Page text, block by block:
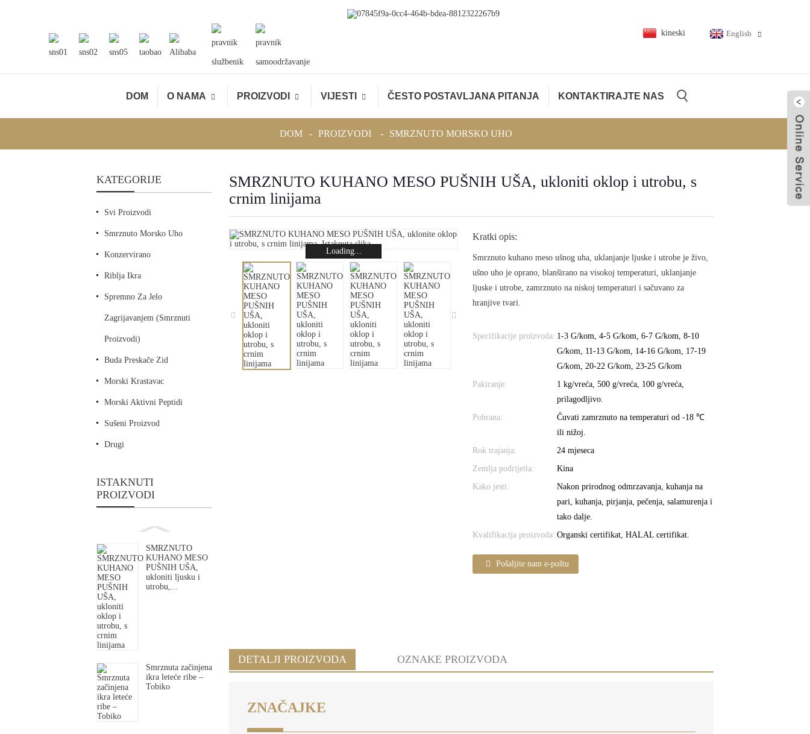
službenik samoodržavanje
kineski English
DOM O NAMA PROIZVODI VIJESTI ČESTO POSTAVLJANA PITANJA KONTAKTIRAJTE NAS
DOM PROIZVODI SMRZNUTO MORSKO UHO
KATEGORIJE
Svi Proizvodi
Smrznuto Morsko Uho
Konzervirano
Riblja Ikra
Spremno Za Jelo
Zagrijavanjem (smrznuti
Proizvodi)
Buda Preskače Zid
Morski Krastavac
Morski Aktivni Peptidi
Sušeni Proizvod
Drugi
ISTAKNUTI
PROIZVODI
SMRZNUTO
KUHANO MESO
PUŠNIH UŠA,
ukloniti ljusku i
utrobu,...
Smrznuta začinjena
ikra leteće ribe –
Tobiko
SMRZNUTO KUHANO MESO PUŠNIH UŠA, ukloniti oklop i utrobu, s
crnim linijama
Loading...
Kratki opis:
Smrznuto kuhano meso ušnog uha, uklanjanje ljuske i utrobe je živo,
ušno uho je oprano, blanširano na visokoj temperaturi, uklanjanje
ljuske i utrobe, zamrznuto na niskoj temperaturi i sačuvano za
hranjive tvari.
Specifikacije proizvoda: 1-3 G/kom, 4-5 G/kom, 6-7 G/kom, 8-10
G/kom, 11-13 G/kom, 14-16 G/kom, 17-19
G/kom, 20-22 G/kom, 23-25 ​​G/kom
Pakiranje:
1 kg/vreća, 500 g/vreća, 100 g/vreća,
prilagodljivo.
Pohrana:
Čuvati zamrznuto na temperaturi od -18 ℃
ili nižoj.
Rok trajanja:
24 mjeseca
Zemlja podrijetla:
Kina
Kako jesti:
Nakon prirodnog odmrzavanja, kuhanja na
pari, kuhanja, pirjanja, pečenja, salamurenja i
tako dalje.
Kvalifikacija proizvoda: Organski certifikat, HALAL certifikat.
Pošaljite nam e-poštu
DETALJI PROIZVODA OZNAKE PROIZVODA
ZNAČAJKE